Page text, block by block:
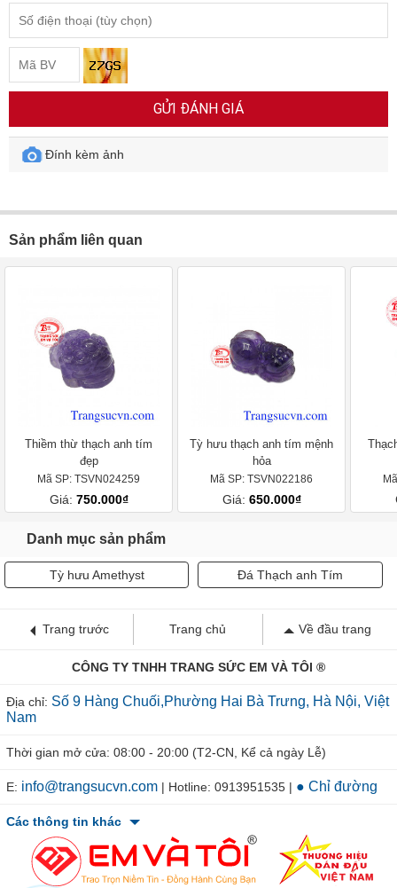
GỬI ĐÁNH GIÁ
Đính kèm ảnh
Sản phẩm liên quan
Thiềm thừ thạch anh tím
đẹp
Mã SP: TSVN024259
Giá: 750.000₫
Tỳ hưu thạch anh tím mệnh
hỏa
Mã SP: TSVN022186
Giá: 650.000₫
Danh mục sản phẩm
Tỳ hưu Amethyst Đá Thạch anh Tím
Trang trước Trang chủ Về đầu trang
CÔNG TY TNHH TRANG SỨC EM VÀ TÔI ®
Địa chỉ: Số 9 Hàng Chuối,Phường Hai Bà Trưng, Hà Nội, Việt
Nam
Thời gian mở cửa: 08:00 - 20:00 (T2-CN, Kể cả ngày Lễ)
E: info@trangsucvn.com | Hotline: 0913951535 | ● Chỉ đường
Các thông tin khác